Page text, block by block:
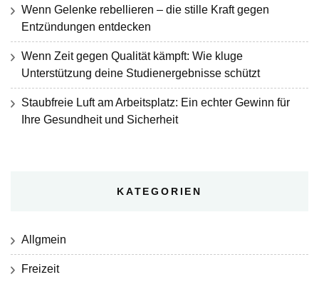
Wenn Gelenke rebellieren – die stille Kraft gegen
Entzündungen entdecken
Wenn Zeit gegen Qualität kämpft: Wie kluge
Unterstützung deine Studienergebnisse schützt
Staubfreie Luft am Arbeitsplatz: Ein echter Gewinn für
Ihre Gesundheit und Sicherheit
KATEGORIEN
Allgmein
Freizeit